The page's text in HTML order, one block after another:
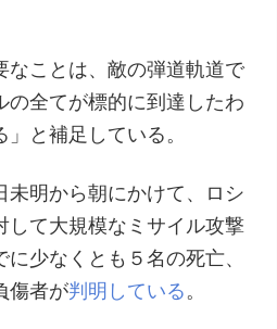
なことは、敵の弾道軌道で
の全てが標的に到達したわ
と補足している。
未明から朝にかけて、ロシ
して大規模なミサイル攻撃
少なくとも５名の死亡、
傷者が判明している 。